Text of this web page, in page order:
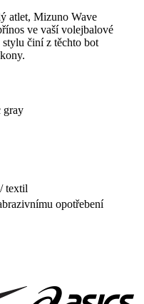
atlet, Mizuno Wave
ve vaší volejbalové
činí z těchto bot
gray
textil
opotřebení